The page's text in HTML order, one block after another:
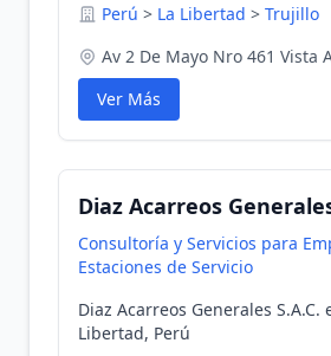
Perú > La Libertad > Trujillo
Av 2 De Mayo Nro 461 Vista
Ver Más
Diaz Acarreos
Consultoría y Servicios para
Estaciones de Servicio
Diaz Acarreos Generales S.A.C.
Libertad, Perú